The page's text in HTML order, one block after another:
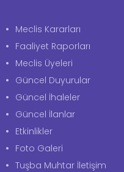
Meclis Kararları
Faaliyet Raporları
Meclis Üyeleri
Güncel Duyurular
Güncel İhaleler
Güncel İlanlar
Etkinlikler
Foto Galeri
Tuşba Muhtar İletişim